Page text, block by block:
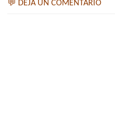
💬 DEJA UN COMENTARIO